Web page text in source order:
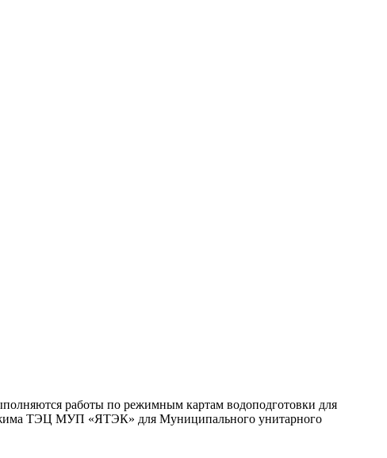
работы по режимным картам водоподготовки для
ТЭЦ МУП «ЯТЭК» для Муниципального унитарного